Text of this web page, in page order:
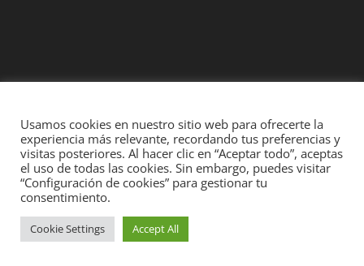
Diseñado porElegant Themes| Desarrollado por WordPress
Usamos cookies en nuestro sitio web para ofrecerte la
experiencia más relevante, recordando tus preferencias y
visitas posteriores. Al hacer clic en “Aceptar todo”, aceptas
el uso de todas las cookies. Sin embargo, puedes visitar
“Configuración de cookies” para gestionar tu
consentimiento.
Cookie Settings Accept All